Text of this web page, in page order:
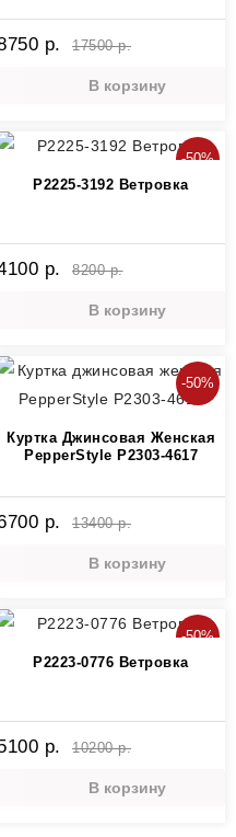
р. 17500 р.
В корзину
-50%
P2225-3192 Ветровка
р. 8200 р.
В корзину
-50%
Куртка Джинсовая Женская
PepperStyle P2303-4617
р. 13400 р.
В корзину
-50%
P2223-0776 Ветровка
р. 10200 р.
В корзину